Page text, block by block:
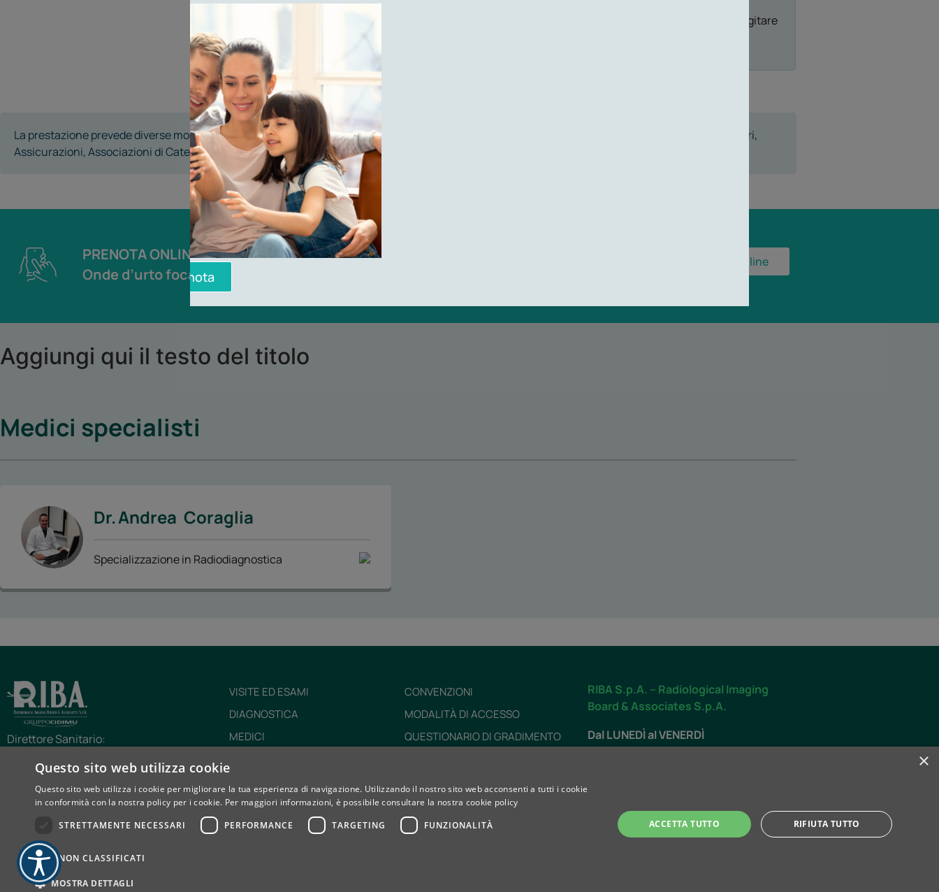
l’istituto al numero 011.56.16.180 (digitare
La prestazione prevede diverse modalità di accesso:Privatamenteo tramite
con i principali Fondi Sanitari, Società di Servizi Sanitari,
Assicurazioni, Associazioni di Categoria e Enti Locali.
PRENOTA ONLINE
Onde d’urto focali
Prenota online
Aggiungi qui il testo del titolo
Medici specialisti
Dr.Andrea Coraglia
Specializzazione in Radiodiagnostica
Direttore Sanitario:
Radiodiagnostica e Medicina del Lavoro
Via Prarostino, 10/A – 10143 Torino (TO)
Tel: 011.56.16.180
E-mail: cupriba@diagnosticariba.it
D.G.R. n. 125-6957 del 5/8/2002, DD n. 211 del
12/6/2003, DD n. 407 del 2025
VISITE ED ESAMI
DIAGNOSTICA
MEDICI
RIBA INFORMA
CARTA DEI SERVIZI
CONVENZIONI
MODALITÀ DI ACCESSO
QUESTIONARIO DI GRADIMENTO
PREPARAZIONI
TEMPI DI ATTESA
RIBA S.p.A. – Radiological Imaging
Board & Associates S.p.A.
Dal LUNEDÌ al VENERDÌ
dalle 7.30 alle 19.30
dalle 8.00 alle 12.30
Prenota
×
Questo sito web utilizza cookie
Questo sito web utilizza i cookie per migliorare la tua esperienza di navigazione. Utilizzando il nostro sito web acconsenti a tutti i cookie
in conformità con la nostra policy per i cookie. Per maggiori informazioni, è possibile consultare la nostra cookie policy
STRETTAMENTE NECESSARI
PERFORMANCE TARGETING FUNZIONALITÀ
NON CLASSIFICATI
MOSTRA DETTAGLI
ACCETTA TUTTO RIFIUTA TUTTO